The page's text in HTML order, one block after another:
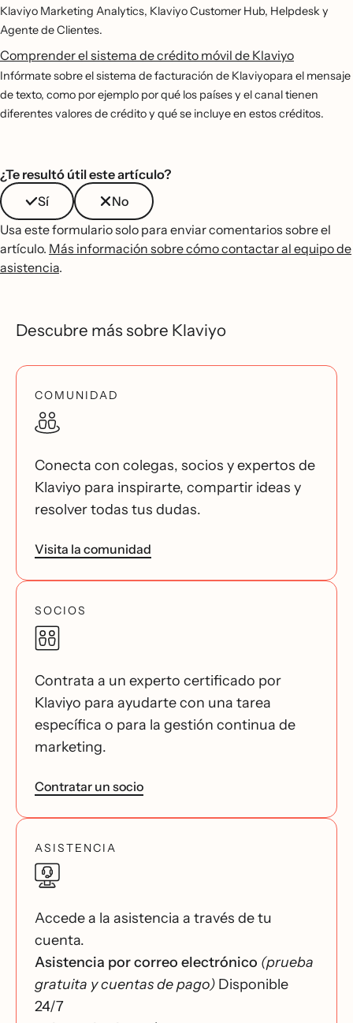
Klaviyo Marketing Analytics, Klaviyo Customer Hub, Helpdesk y
Agente de Clientes.
Comprender el sistema de crédito móvil de Klaviyo
Infórmate sobre el sistema de facturación de Klaviyopara el mensaje
de texto, como por ejemplo por qué los países y el canal tienen
diferentes valores de crédito y qué se incluye en estos créditos.
¿Te resultó útil este artículo?
Sí
No
Usa este formulario solo para enviar comentarios sobre el
artículo. Más información sobre cómo contactar al equipo de
asistencia.
Descubre más sobre Klaviyo
COMUNIDAD
Conecta con colegas, socios y expertos de
Klaviyo para inspirarte, compartir ideas y
resolver todas tus dudas.
Visita la comunidad
SOCIOS
Contrata a un experto certificado por
Klaviyo para ayudarte con una tarea
específica o para la gestión continua de
marketing.
Contratar un socio
ASISTENCIA
Accede a la asistencia a través de tu
cuenta.
Asistencia por correo electrónico (prueba
gratuita y cuentas de pago) Disponible
24/7